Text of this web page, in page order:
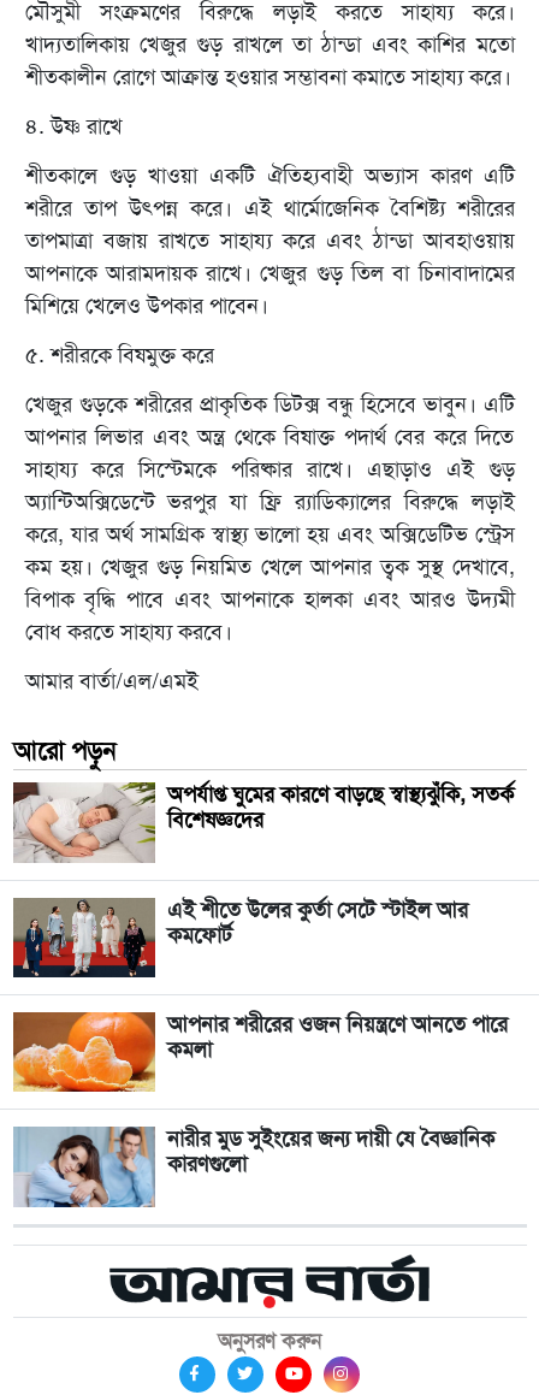
মৌসুমী সংক্রমণের বিরুদ্ধে লড়াই করতে সাহায্য করে।
খাদ্যতালিকায় খেজুর গুড় রাখলে তা ঠান্ডা এবং কাশির মতো
শীতকালীন রোগে আক্রান্ত হওয়ার সম্ভাবনা কমাতে সাহায্য করে।
৪. উষ্ণ রাখে
শীতকালে গুড় খাওয়া একটি ঐতিহ্যবাহী অভ্যাস কারণ এটি
শরীরে তাপ উৎপন্ন করে। এই থার্মোজেনিক বৈশিষ্ট্য শরীরের
তাপমাত্রা বজায় রাখতে সাহায্য করে এবং ঠান্ডা আবহাওয়ায়
আপনাকে আরামদায়ক রাখে। খেজুর গুড় তিল বা চিনাবাদামের
মিশিয়ে খেলেও উপকার পাবেন।
৫. শরীরকে বিষমুক্ত করে
খেজুর গুড়কে শরীরের প্রাকৃতিক ডিটক্স বন্ধু হিসেবে ভাবুন। এটি
আপনার লিভার এবং অন্ত্র থেকে বিষাক্ত পদার্থ বের করে দিতে
সাহায্য করে সিস্টেমকে পরিষ্কার রাখে। এছাড়াও এই গুড়
অ্যান্টিঅক্সিডেন্টে ভরপুর যা ফ্রি র‍্যাডিক্যালের বিরুদ্ধে লড়াই
করে, যার অর্থ সামগ্রিক স্বাস্থ্য ভালো হয় এবং অক্সিডেটিভ স্ট্রেস
কম হয়। খেজুর গুড় নিয়মিত খেলে আপনার ত্বক সুস্থ দেখাবে,
বিপাক বৃদ্ধি পাবে এবং আপনাকে হালকা এবং আরও উদ্যমী
বোধ করতে সাহায্য করবে।
আমার বার্তা/এল/এমই
আরো পড়ুন
অপর্যাপ্ত ঘুমের কারণে বাড়ছে স্বাস্থ্যঝুঁকি, সতর্ক
বিশেষজ্ঞদের
এই শীতে উলের কুর্তা সেটে স্টাইল আর
কমফোর্ট
আপনার শরীরের ওজন নিয়ন্ত্রণে আনতে পারে
কমলা
নারীর মুড সুইংয়ের জন্য দায়ী যে বৈজ্ঞানিক
কারণগুলো
অনুসরণ করুন